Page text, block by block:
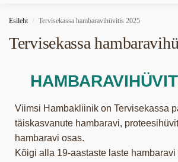
Esileht / Tervisekassa hambaravihüvitis 2025
Tervisekassa
Viimsi Hambakliinik on Tervisekassa
täiskasvanute hambaravi,
hambaravi osas.
Kõigi alla 19-aastaste laste hambaravi